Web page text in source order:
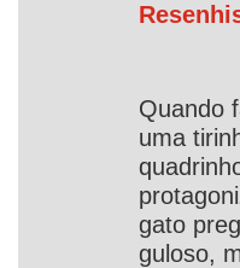
Quando
uma
gato
guloso,